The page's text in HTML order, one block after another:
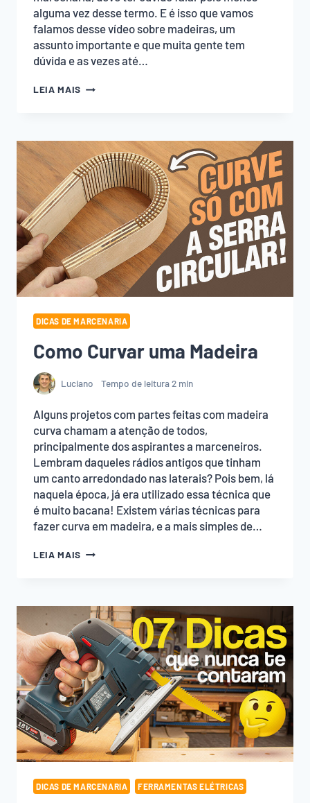
alguma vez desse termo. E é isso que vamos
falamos desse vídeo sobre madeiras, um
assunto importante e que muita gente tem
dúvida e as vezes até…
LEIA MAIS MADEIRA
O
QUE
É?
DICAS DE MARCENARIA
Como Curvar uma Madeira
Luciano Tempo de leitura2 min
Alguns projetos com partes feitas com madeira
curva chamam a atenção de todos,
principalmente dos aspirantes a marceneiros.
Lembram daqueles rádios antigos que tinham
um canto arredondado nas laterais? Pois bem, lá
naquela época, já era utilizado essa técnica que
é muito bacana! Existem várias técnicas para
fazer curva em madeira, e a mais simples de…
LEIA MAIS COMO
DICAS DE MARCENARIA FERRAMENTAS ELÉTRICAS